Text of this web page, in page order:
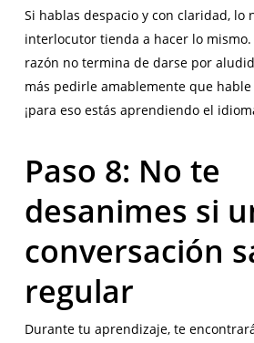
Si hablas despacio y con claridad, lo
interlocutor tienda a hacer lo mismo.
razón no termina de darse por
más pedirle amablemente que hable
¡para eso estás aprendiendo el
Paso 8: No te
desanimes si
conversación
regular
Durante tu aprendizaje, te